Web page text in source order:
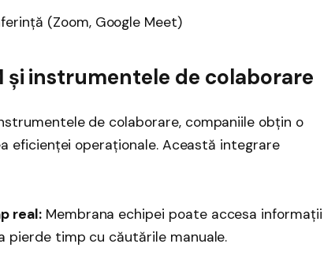
(Zoom, Google Meet)
și instrumentele de colaborare
de colaborare, companiile obțin o
eficienței operaționale. Această integrare
real:Membrana echipei poate accesa informații
pierde timp cu căutările manuale.